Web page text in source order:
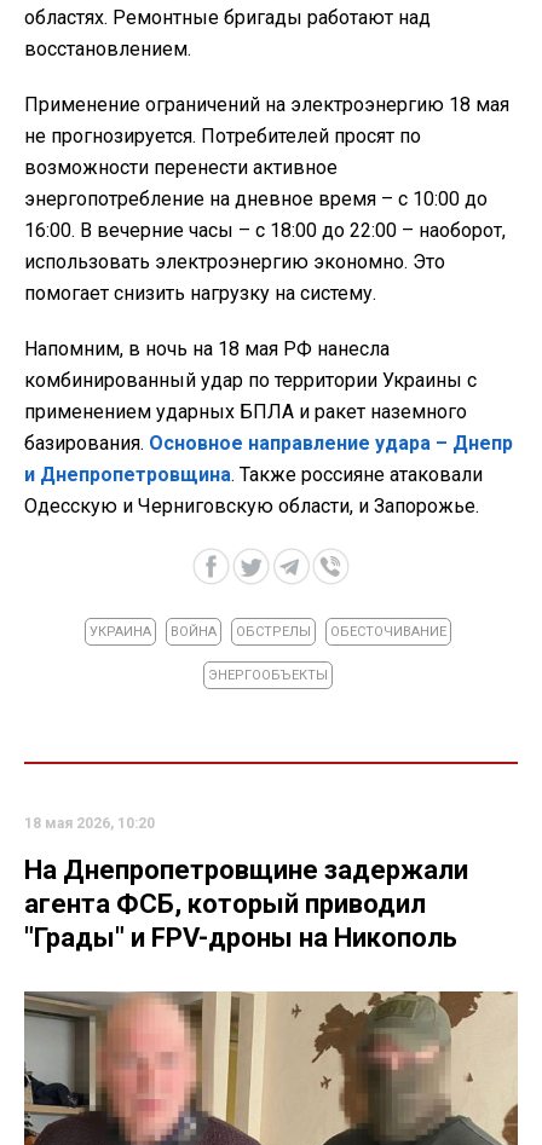
областях. Ремонтные бригады работают над
восстановлением.
Применение ограничений на электроэнергию 18 мая
не прогнозируется. Потребителей просят по
возможности перенести активное
энергопотребление на дневное время – с 10:00 до
16:00. В вечерние часы – с 18:00 до 22:00 – наоборот,
использовать электроэнергию экономно. Это
помогает снизить нагрузку на систему.
Напомним, в ночь на 18 мая РФ нанесла
комбинированный удар по территории Украины с
применением ударных БПЛА и ракет наземного
базирования. Основное направление удара – Днепр
и Днепропетровщина. Также россияне атаковали
Одесскую и Черниговскую области, и Запорожье.
УКРАИНА ВОЙНА ОБСТРЕЛЫ ОБЕСТОЧИВАНИЕ
ЭНЕРГООБЪЕКТЫ
18 мая 2026, 10:20
На Днепропетровщине задержали
агента ФСБ, который приводил
"Грады" и FPV-дроны на Никополь